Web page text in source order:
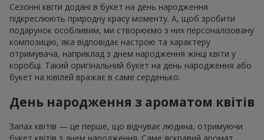
Сезонні квіти додані в букет на день народження
підкреслюють природну красу моменту. А, щоб зробити
подарунок особливим, ми створюємо з них персоналізовану
композицію, яка відповідає настрою та характеру
отримувача, наприклад з днем народження жінці квіти у
коробці. Такий оригінальний букет на день народження або
букет на ювілей вражає в саме серденько.
День народження з ароматом квітів
Запах квітів — це перше, що відчуває людина, отримуючи